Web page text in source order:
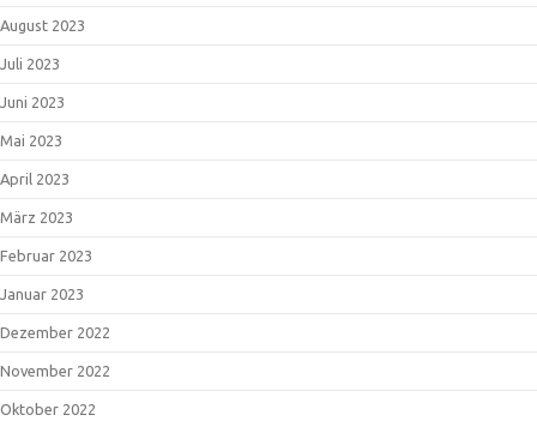
August 2023
Juli 2023
Juni 2023
Mai 2023
April 2023
März 2023
Februar 2023
Januar 2023
Dezember 2022
November 2022
Oktober 2022